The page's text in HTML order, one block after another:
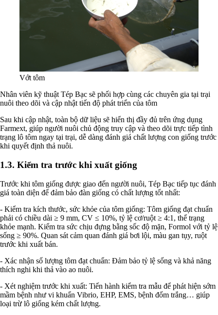
Vớt tôm
Nhân viên kỹ thuật Tép Bạc sẽ phối hợp cùng các chuyên gia tại trại
nuôi theo dõi và cập nhật tiến độ phát triển của tôm
Sau khi cập nhật, toàn bộ dữ liệu sẽ hiển thị đầy đủ trên ứng dụng
Farmext, giúp người nuôi chủ động truy cập và theo dõi trực tiếp tình
trạng lô tôm ngay tại trại, dễ dàng đánh giá chất lượng con giống trước
khi quyết định thả nuôi.
1.3. Kiểm tra trước khi xuất giống
Trước khi tôm giống được giao đến người nuôi, Tép Bạc tiếp tục đánh
giá toàn diện để đảm bảo đàn giống có chất lượng tốt nhất:
- Kiểm tra kích thước, sức khỏe của tôm giống: Tôm giống đạt chuẩn
phải có chiều dài ≥ 9 mm, CV ≤ 10%, tỷ lệ cơ/ruột ≥ 4:1, thể trạng
khỏe mạnh. Kiểm tra sức chịu đựng bằng sốc độ mặn, Formol với tỷ lệ
sống ≥ 90%. Quan sát cảm quan đánh giá bơi lội, màu gan tụy, ruột
trước khi xuất bán.
- Xác nhận số lượng tôm đạt chuẩn: Đảm bảo tỷ lệ sống và khả năng
thích nghi khi thả vào ao nuôi.
- Xét nghiệm trước khi xuất: Tiến hành kiểm tra mẫu để phát hiện sớm
mầm bệnh như vi khuẩn Vibrio, EHP, EMS, bệnh đốm trắng… giúp
loại trừ lô giống kém chất lượng.